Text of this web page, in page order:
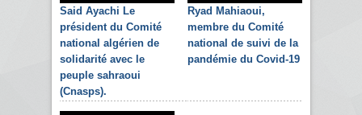
Said Ayachi Le
président du Comité
national algérien de
solidarité avec le
peuple sahraoui
(Cnasps).
Ryad Mahiaoui,
membre du Comité
national de suivi de la
pandémie du Covid-19